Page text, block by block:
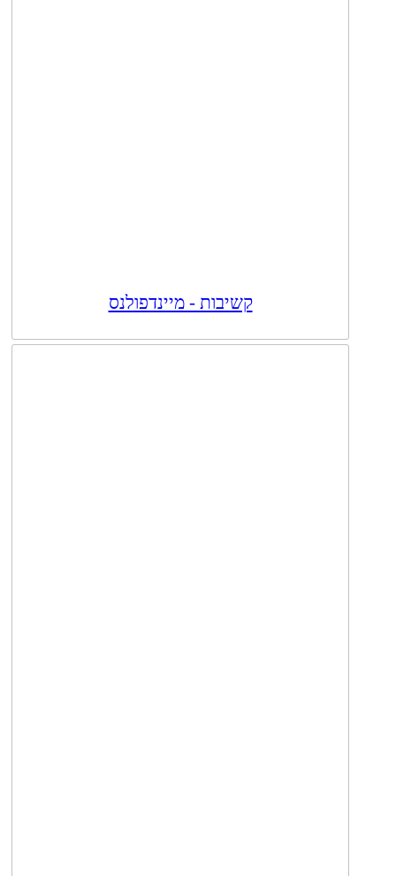
קשיבות - מיינדפולנס